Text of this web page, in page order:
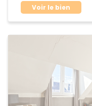
Voir le bien